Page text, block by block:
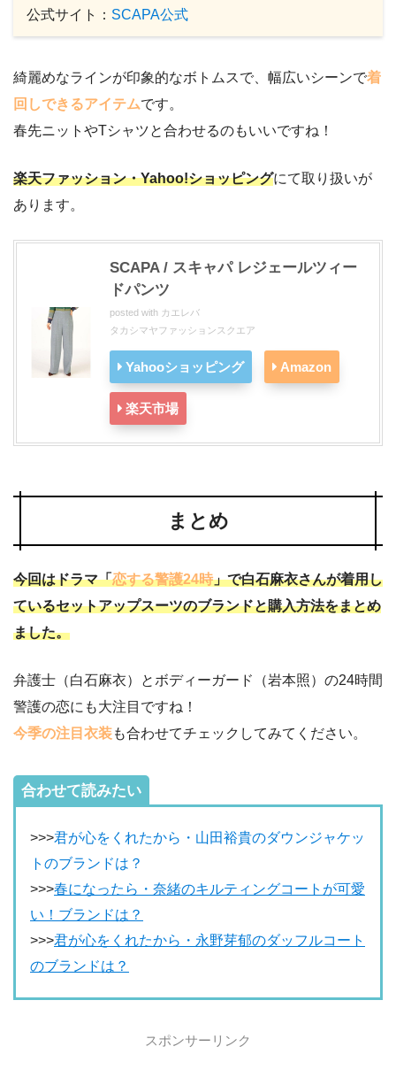
公式サイト： SCAPA公式
綺麗めなラインが印象的なボトムスで、幅広いシーンで着
回しできるアイテムです。
春先ニットやTシャツと合わせるのもいいですね！
楽天ファッション・Yahoo!ショッピングにて取り扱いが
あります。
SCAPA / スキャパ レジェールツィー
ドパンツ
posted with カエレバ
タカシマヤファッションスクエア
Yahooショッピング Amazon
楽天市場
まとめ
今回はドラマ「恋する警護24時」で白石麻衣さんが着用し
ているセットアップスーツのブランドと購入方法をまとめ
ました。
弁護士（白石麻衣）とボディーガード（岩本照）の24時間
警護の恋にも大注目ですね！
今季の注目衣装も合わせてチェックしてみてください。
合わせて読みたい
>>>君が心をくれたから・山田裕貴のダウンジャケッ
トのブランドは？
>>>春になったら・奈緒のキルティングコートが可愛
い！ブランドは？
>>>君が心をくれたから・永野芽郁のダッフルコート
のブランドは？
スポンサーリンク